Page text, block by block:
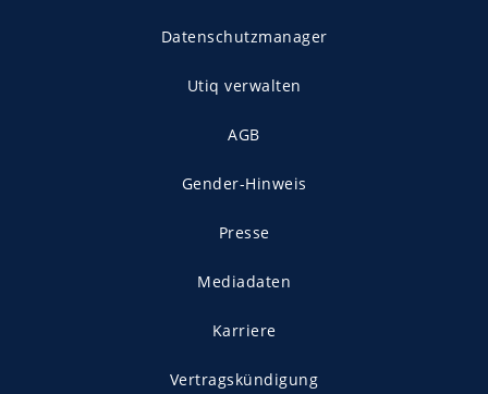
Datenschutzmanager
Utiq verwalten
AGB
Gender-Hinweis
Presse
Mediadaten
Karriere
Vertragskündigung